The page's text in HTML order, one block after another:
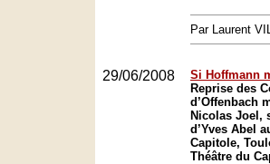
Par Laurent
29/06/2008
Si Hoffmann
Reprise des
d’Offenbach
Nicolas Joel,
d’Yves Abel
Capitole,
Théâtre du